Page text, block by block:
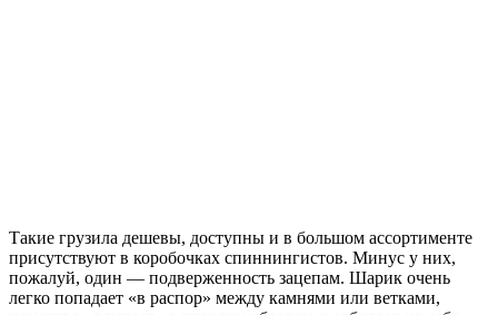
Такие грузила дешевы, доступны и в большом ассортименте
присутствуют в коробочках спиннингистов. Минус у них,
пожалуй, один — подверженность зацепам. Шарик очень
легко попадает «в распор» между камнями или ветками,